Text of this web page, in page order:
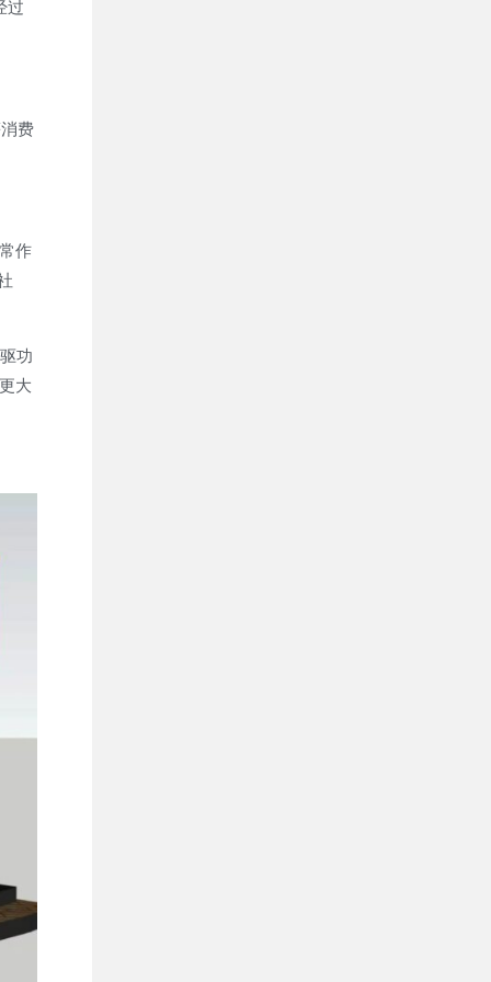
过
费
作
功
大